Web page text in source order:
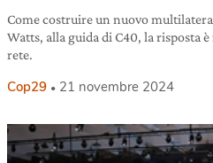
Come costruire un nuovo
Watts, alla guida di C40, la risposta
rete.
Cop29 21 novembre 2024